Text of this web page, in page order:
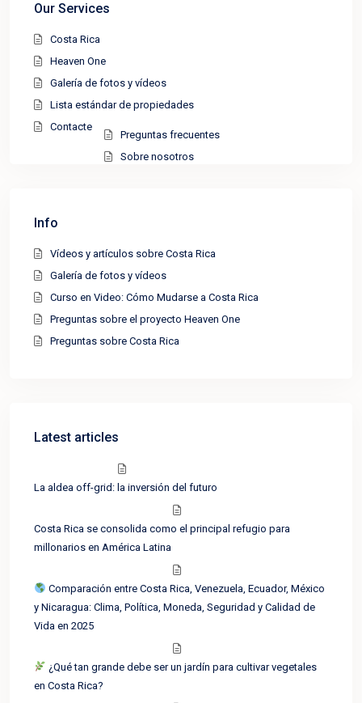
Our Services
Costa Rica
Heaven One
Galería de fotos y vídeos
Lista estándar de propiedades
Contacte
Preguntas frecuentes
Sobre nosotros
Info
Vídeos y artículos sobre Costa Rica
Galería de fotos y vídeos
Curso en Video: Cómo Mudarse a Costa Rica
Preguntas sobre el proyecto Heaven One
Preguntas sobre Costa Rica
Latest articles
La aldea off-grid: la inversión del futuro
Costa Rica se consolida como el principal refugio para
millonarios en América Latina
Comparación entre Costa Rica, Venezuela, Ecuador, México
y Nicaragua: Clima, Política, Moneda, Seguridad y Calidad de
Vida en 2025
¿Qué tan grande debe ser un jardín para cultivar vegetales
en Costa Rica?